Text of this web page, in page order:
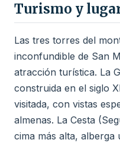
Turismo y
Las tres torres del
inconfundible de San
atracción turística. La
construida en el siglo
visitada, con vistas
almenas. La Cesta
cima más alta, alberga